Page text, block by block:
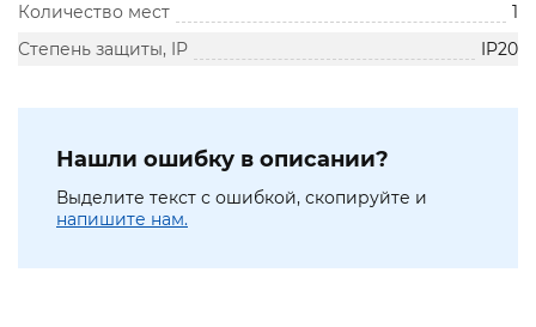
Количество мест
1
Степень защиты, IP
IP20
Нашли ошибку в описании?
Выделите текст с ошибкой, скопируйте и
напишите нам.